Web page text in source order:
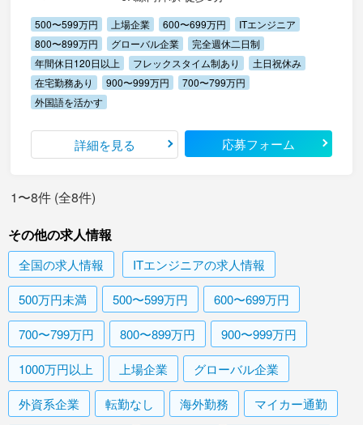
500〜599万円 上場企業 600〜699万円
ITエンジニア
800〜899万円
グローバル企業
完全週休二日制
年間休日120日以上
フレックスタイム制あり
土日祝休み
在宅勤務あり
900〜999万円
700〜799万円
外国語を活かす
詳細を見る 応募フォーム
1〜8件 (全8件)
その他の求人情報
全国の求人情報 ITエンジニアの求人情報
500万円未満 500〜599万円 600〜699万円
700〜799万円 800〜899万円 900〜999万円
1000万円以上 上場企業 グローバル企業
外資系企業 転勤なし 海外勤務 マイカー通勤